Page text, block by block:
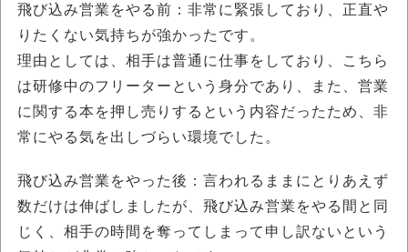
飛び込み営業をやる前：非常に緊張しており、正直や
りたくない気持ちが強かったです。
理由としては、相手は普通に仕事をしており、こちら
は研修中のフリーターという身分であり、また、営業
に関する本を押し売りするという内容だったため、非
常にやる気を出しづらい環境でした。
飛び込み営業をやった後：言われるままにとりあえず
数だけは伸ばしましたが、飛び込み営業をやる間と同
じく、相手の時間を奪ってしまって申し訳ないという